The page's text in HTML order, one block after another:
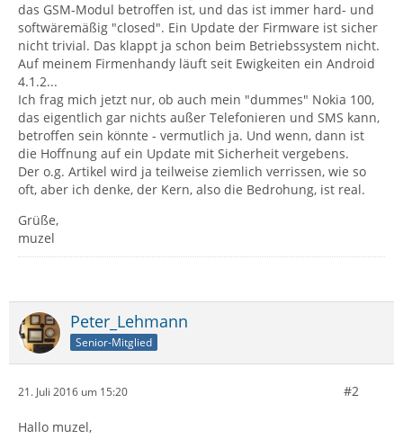
das GSM-Modul betroffen ist, und das ist immer hard- und
softwäremäßig "closed". Ein Update der Firmware ist sicher
nicht trivial. Das klappt ja schon beim Betriebssystem nicht.
Auf meinem Firmenhandy läuft seit Ewigkeiten ein Android
4.1.2...
Ich frag mich jetzt nur, ob auch mein "dummes" Nokia 100,
das eigentlich gar nichts außer Telefonieren und SMS kann,
betroffen sein könnte - vermutlich ja. Und wenn, dann ist
die Hoffnung auf ein Update mit Sicherheit vergebens.
Der o.g. Artikel wird ja teilweise ziemlich verrissen, wie so
oft, aber ich denke, der Kern, also die Bedrohung, ist real.
Grüße,
muzel
Peter_Lehmann
Senior-Mitglied
21. Juli 2016 um 15:20 #2
Hallo muzel,